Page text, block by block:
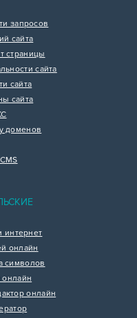
запросов
сайта
страницы
сайта
сайта
сайта
доменов
интернет
онлайн
символов
онлайн
онлайн